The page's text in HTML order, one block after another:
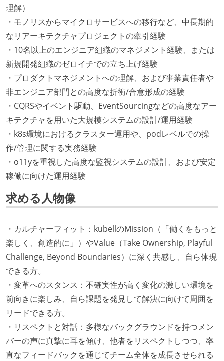
理解）
・モノリスからマイクロサービスへの移行など、中長期的
なリアーキテクチャプロジェクトの牽引経験
・10名以上のエンジニア組織のマネジメント経験、または
新規開発組織のゼロイチでの立ち上げ経験
・プロダクトマネジメントへの理解、および事業責任者や
非エンジニア部門との高度な折衝/合意形成の経験
・CQRSやイベント駆動、EventSourcingなどの高度なアー
キテクチャを用いた大規模システムの設計/運用経験
・k8s環境におけるクラスター運用や、podレベルでの操
作/管理に関する実務経験
・o11yを重視した高度な監視システムの設計、および安定
稼働に向けた運用経験
求める人物像
・カルチャーフィット：kubellのMission（「働くをもっと
楽しく、創造的に」）やValue（Take Ownership, Playful
Challenge, Beyond Boundaries）に深く共感し、自ら体現
できる方。
・変革へのスタンス：不確実性が高く変化の激しい環境を
前向きに楽しみ、自ら課題を発見して解決に向けて周囲を
リードできる方。
・リスペクトと対話：多様なバックグラウンドを持つメン
バーの声に真摯に耳を傾け、他者をリスペクトしつつ、率
直なフィードバックを通じてチーム全体を成長させられる